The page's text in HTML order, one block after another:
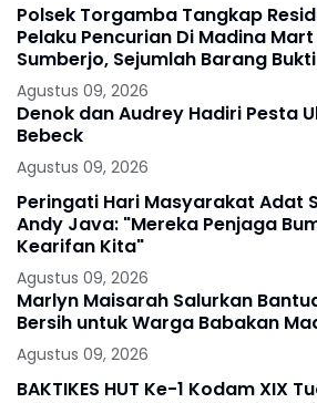
Polsek Torgamba Tangkap
Pelaku Pencurian Di Madina Mart
Sumberjo, Sejumlah Barang
Amankan.
Agustus 09, 2026
Denok dan Audrey Hadiri Pesta
Bebeck
Agustus 09, 2026
Peringati Hari Masyarakat Adat
Andy Java: "Mereka Penjaga
Kearifan Kita"
Agustus 09, 2026
Marlyn Maisarah Salurkan
Bersih untuk Warga Babakan
Agustus 09, 2026
BAKTIKES HUT Ke-1 Kodam XIX